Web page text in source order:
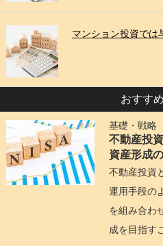
マンション投資では
おすす
基礎・戦略
不動産投
資産形成
不動産投資
運用手段の
を組み合わ
成を目指す